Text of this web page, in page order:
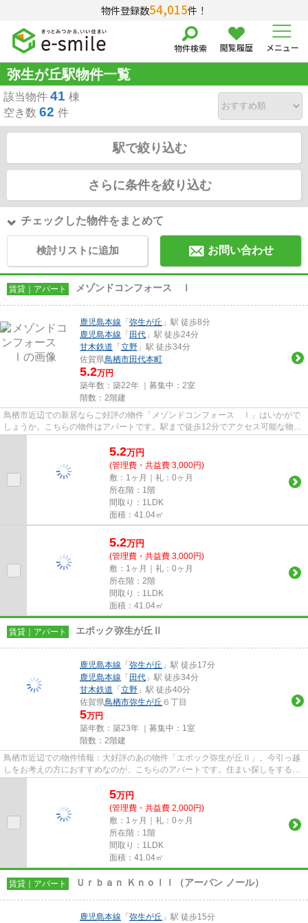
物件登録数54,015件！
物件検索 閲覧履歴 メニュー
弥生が丘駅物件一覧
該当物件 41 棟
空き数 62 件
駅で絞り込む
さらに条件を絞り込む
チェックした物件をまとめて
検討リストに追加 お問い合わせ
賃貸｜アパート メゾンドコンフォース Ⅰ
鹿児島本線 「弥生が丘 」駅 徒歩8分
鹿児島本線 「田代 」駅 徒歩24分
甘木鉄道 「立野 」駅 徒歩34分
佐賀県鳥栖市田代本町
5.2万円
築年数：築22年 ｜募集中： 2室
階数：2階建
鳥栖市近辺での新居ならご好評の物件「メゾンドコンフォース Ⅰ」はいかがで
しょうか。こちらの物件はアパートです。駅まで徒歩12分でアクセス可能な物件
です。どういった生活を送りた...
5.2万円
(管理費・共益費 3,000円)
敷：1ヶ月｜礼：0ヶ月
所在階：1階
間取り：1LDK
面積：41.04㎡
5.2万円
(管理費・共益費 3,000円)
敷：1ヶ月｜礼：0ヶ月
所在階：2階
間取り：1LDK
面積：41.04㎡
賃貸｜アパート エポック弥生が丘Ⅱ
鹿児島本線 「弥生が丘 」駅 徒歩17分
鹿児島本線 「田代 」駅 徒歩34分
甘木鉄道 「立野 」駅 徒歩40分
佐賀県鳥栖市弥生が丘 ６丁目
5万円
築年数：築23年 ｜募集中： 1室
階数：2階建
鳥栖市近辺での物件情報：大好評のあの物件「エポック弥生が丘Ⅱ」。今引っ越
しをお考えの方におすすめなのが、こちらのアパートです。住まい探しをするな
ら、ぜひ当社にお任せ下さい。...
5万円
(管理費・共益費 2,000円)
敷：1ヶ月｜礼：0ヶ月
所在階：1階
間取り：1LDK
面積：41.04㎡
賃貸｜アパート Ｕｒｂａｎ Ｋｎｏｌｌ（アーバン ノール）
鹿児島本線 「弥生が丘 」駅 徒歩15分